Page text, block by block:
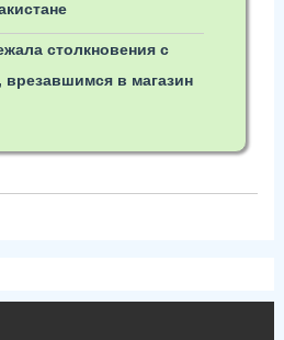
столкновения с
в магазин